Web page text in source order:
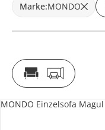
Marke:MONDO
MONDO Einzelsofa Magul